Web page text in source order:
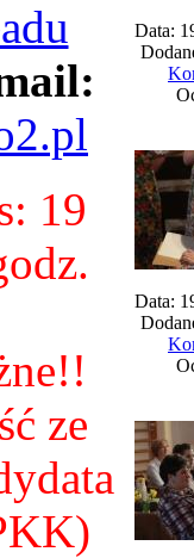
19
ze
Data:
Data: